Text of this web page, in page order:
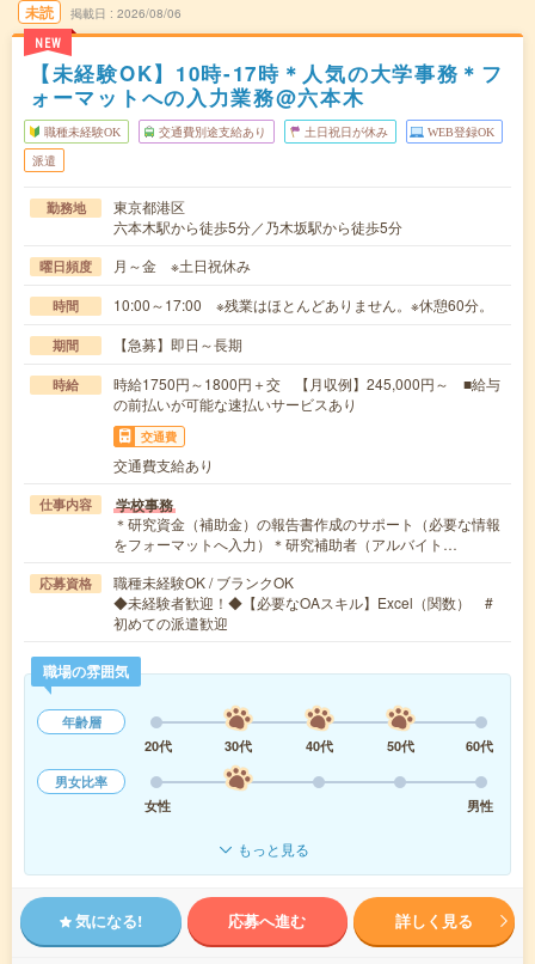
未読
NEW
掲載日 2026/08/06
【未経験OK】10時-17時＊人気の大学事務＊フ
ォーマットへの入力業務@六本木
職種未経験OK 交通費別途支給あり 土日祝日が休み WEB登録OK
派遣
勤務地
東京都港区
六本木駅から徒歩5分／乃木坂駅から徒歩5分
曜日頻度 月～金 ※土日祝休み
時間 10:00～17:00 ※残業はほとんどありません。※休憩60分。
期間 【急募】即日～長期
時給
時給1750円～1800円＋交 【月収例】245,000円～ ■給与
の前払いが可能な速払いサービスあり
交通費
交通費支給あり
仕事内容 学校事務
＊研究資金（補助金）の報告書作成のサポート（必要な情報
をフォーマットへ入力）＊研究補助者（アルバイト…
応募資格
職種未経験OK / ブランクOK
◆未経験者歓迎！◆【必要なOAスキル】Excel（関数） #
初めての派遣歓迎
職場の雰囲気
年齢層
20代
30代 40代 50代
60代
男女比率
女性
男性
もっと見る
気になる! 応募へ進む 詳しく見る